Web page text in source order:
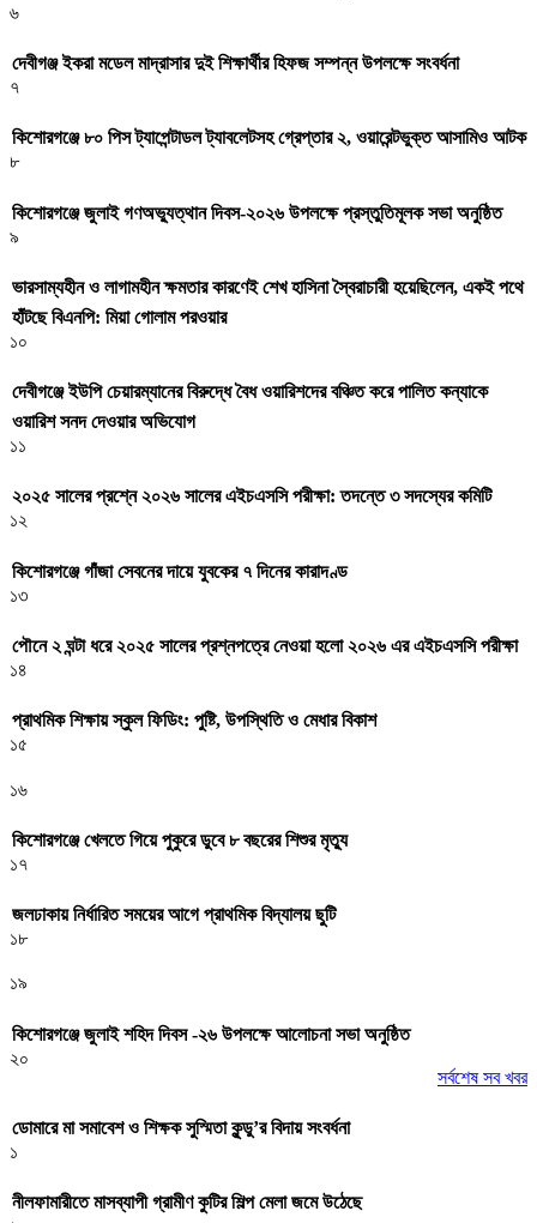
৬
দেবীগঞ্জ ইকরা মডেল মাদ্রাসার দুই শিক্ষার্থীর হিফজ সম্পন্ন উপলক্ষে সংবর্ধনা
৭
কিশোরগঞ্জে ৮০ পিস ট্যাপেন্টাডল ট্যাবলেটসহ গ্রেপ্তার ২, ওয়ারেন্টভুক্ত আসামিও আটক
৮
কিশোরগঞ্জে জুলাই গণঅভ্যুত্থান দিবস-২০২৬ উপলক্ষে প্রস্তুতিমূলক সভা অনুষ্ঠিত
৯
ভারসাম্যহীন ও লাগামহীন ক্ষমতার কারণেই শেখ হাসিনা স্বৈরাচারী হয়েছিলেন, একই পথে
হাঁটছে বিএনপি: মিয়া গোলাম পরওয়ার
১০
দেবীগঞ্জে ইউপি চেয়ারম্যানের বিরুদ্ধে বৈধ ওয়ারিশদের বঞ্চিত করে পালিত কন্যাকে
ওয়ারিশ সনদ দেওয়ার অভিযোগ
১১
২০২৫ সালের প্রশ্নে ২০২৬ সালের এইচএসসি পরীক্ষা: তদন্তে ৩ সদস্যের কমিটি
১২
কিশোরগঞ্জে গাঁজা সেবনের দায়ে যুবকের ৭ দিনের কারাদণ্ড
১৩
পৌনে ২ ঘন্টা ধরে ২০২৫ সালের প্রশ্নপত্রে নেওয়া হলো ২০২৬ এর এইচএসসি পরীক্ষা
১৪
প্রাথমিক শিক্ষায় স্কুল ফিডিং: পুষ্টি, উপস্থিতি ও মেধার বিকাশ
১৫
১৬
কিশোরগঞ্জে খেলতে গিয়ে পুকুরে ডুবে ৮ বছরের শিশুর মৃত্যু
১৭
জলঢাকায় নির্ধারিত সময়ের আগে প্রাথমিক বিদ্যালয় ছুটি
১৮
১৯
কিশোরগঞ্জে জুলাই শহিদ দিবস -২৬ উপলক্ষে আলোচনা সভা অনুষ্ঠিত
২০
সর্বশেষ সব খবর
ডোমারে মা সমাবেশ ও শিক্ষক সুস্মিতা কুন্ডু’র বিদায় সংবর্ধনা
১
নীলফামারীতে মাসব্যাপী গ্রামীণ কুটির শিল্প মেলা জমে উঠেছে